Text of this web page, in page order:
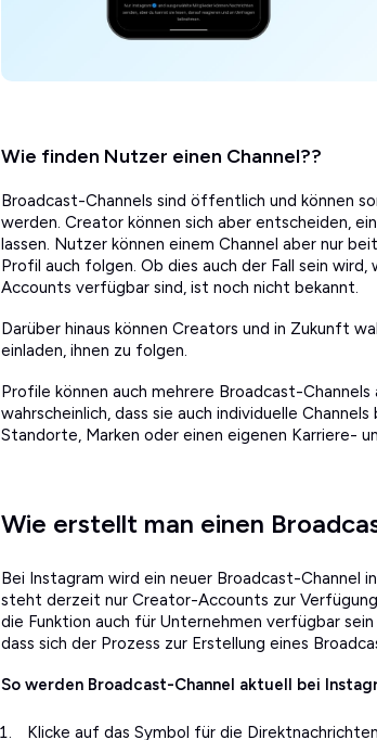
Wie finden Nutzer einen Channel??
Broadcast-Channels sind öffentlich und können
werden. Creator können sich aber entscheiden,
lassen. Nutzer können einem Channel aber nur
Profil auch folgen. Ob dies auch der Fall sein
Accounts verfügbar sind, ist noch nicht bekannt.
Darüber hinaus können Creators und in Zukunft
einladen, ihnen zu folgen.
Profile können auch mehrere Broadcast-
wahrscheinlich, dass sie auch individuelle
Standorte, Marken oder einen eigenen Karriere-
Wie erstellt man einen
Bei Instagram wird ein neuer Broadcast-Channel
steht derzeit nur Creator-Accounts zur
die Funktion auch für Unternehmen verfügbar
dass sich der Prozess zur Erstellung eines
So werden Broadcast-Channel aktuell bei
Klicke auf das Symbol für die